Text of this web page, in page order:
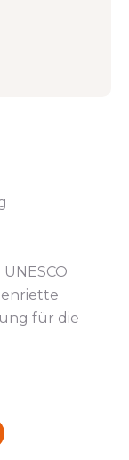
für die